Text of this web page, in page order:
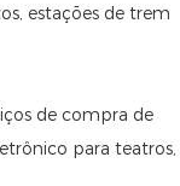
estações de trem
de compra de
para teatros,